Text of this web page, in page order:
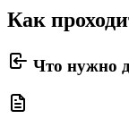
Как
Что нужно